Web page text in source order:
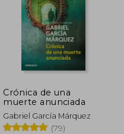
40%
dcto.
Crónica de una
muerte anunciada
Gabriel García Márquez
(79)